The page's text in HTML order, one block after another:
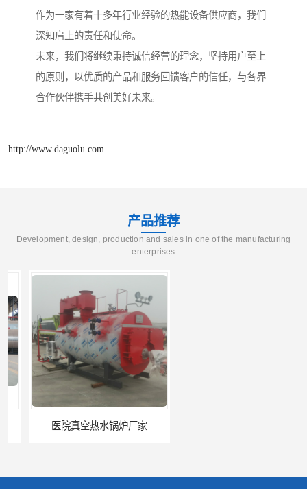
作为一家有着十多年行业经验的热能设备供应商，我们
深知肩上的责任和使命。
未来，我们将继续秉持诚信经营的理念，坚持用户至上
的原则，以优质的产品和服务回馈客户的信任，与各界
合作伙伴携手共创美好未来。
http://www.daguolu.com
产品推荐
Development, design, production and sales in one of the manufacturing
enterprises
医院真空热水锅炉厂家